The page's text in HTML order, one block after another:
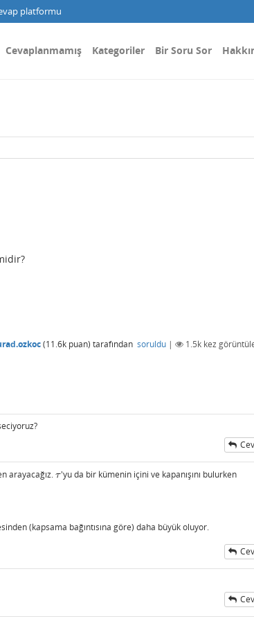
platformu
Cevaplanmamış Kategoriler Bir Soru Sor
(11.6k puan) tarafından soruldu | 1.5k kez
arayacağız.τ
τ'yu da bir kümenin içini ve kapanışını bulurken
(kapsama bağıntısına göre) daha büyük oluyor.